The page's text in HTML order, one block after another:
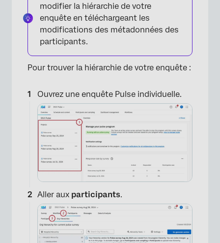
modifier la hiérarchie de votre
enquête en téléchargeant les
modifications des métadonnées des
participants.
Pour trouver la hiérarchie de votre enquête :
Ouvrez une enquête Pulse individuelle.
Aller aux participants.